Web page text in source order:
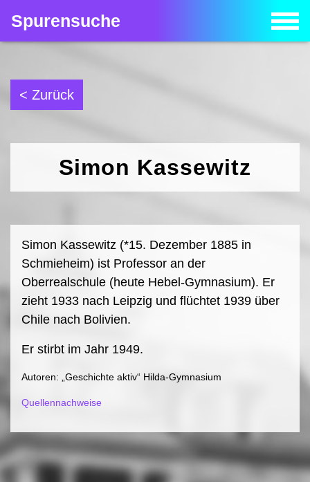
Spurensuche
< Zurück
Simon Kassewitz
Simon Kassewitz (*15. Dezember 1885 in
Schmieheim) ist Professor an der
Oberrealschule (heute Hebel-Gymnasium). Er
zieht 1933 nach Leipzig und flüchtet 1939 über
Chile nach Bolivien.
Er stirbt im Jahr 1949.
Autoren: „Geschichte aktiv“ Hilda-Gymnasium
Quellennachweise